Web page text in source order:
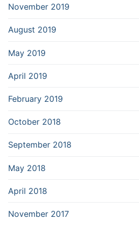
November 2019
August 2019
May 2019
April 2019
February 2019
October 2018
September 2018
May 2018
April 2018
November 2017